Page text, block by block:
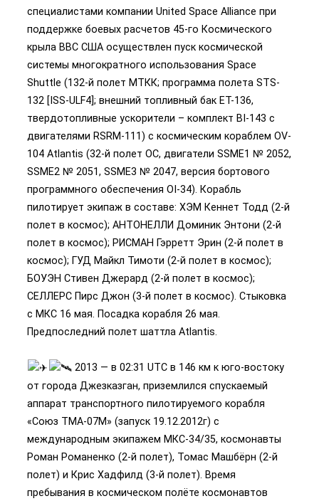
специалистами компании United Space Alliance при
поддержке боевых расчетов 45-го Космического
крыла ВВС США осуществлен пуск космической
системы многократного использования Space
Shuttle (132-й полет МТКК; программа полета STS-
132 [ISS-ULF4]; внешний топливный бак ET-136,
твердотопливные ускорители – комплект BI-143 с
двигателями RSRM-111) с космическим кораблем OV-
104 Atlantis (32-й полет ОС, двигатели SSME1 № 2052,
SSME2 № 2051, SSME3 № 2047, версия бортового
программного обеспечения OI-34). Корабль
пилотирует экипаж в составе: ХЭМ Кеннет Тодд (2-й
полет в космос); АНТОНЕЛЛИ Доминик Энтони (2-й
полет в космос); РИСМАН Гэрретт Эрин (2-й полет в
космос); ГУД Майкл Тимоти (2-й полет в космос);
БОУЭН Стивен Джерард (2-й полет в космос);
СЕЛЛЕРС Пирс Джон (3-й полет в космос). Стыковка
с МКС 16 мая. Посадка корабля 26 мая.
Предпоследний полет шаттла Atlantis.
2013 — в 02:31 UTC в 146 км к юго-востоку
от города Джезказган, приземлился спускаемый
аппарат транспортного пилотируемого корабля
«Союз ТМА-07М» (запуск 19.12.2012г) с
международным экипажем МКС-34/35, космонавты
Роман Романенко (2-й полет), Томас Машбёрн (2-й
полет) и Крис Хадфилд (3-й полет). Время
пребывания в космическом полёте космонавтов